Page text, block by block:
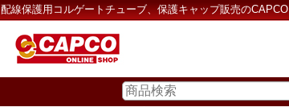
配線保護用コルゲートチューブ、保護キャップ販売のCAPCO